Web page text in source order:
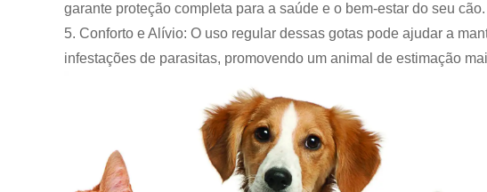
garante proteção completa para a saúde e o bem-estar do seu cão.
5. Conforto e Alívio: O uso regular dessas gotas pode ajudar a
infestações de parasitas, promovendo um animal de estimação